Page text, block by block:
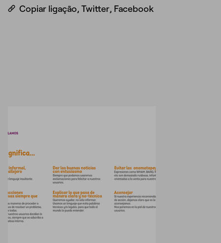
Copiar ligação, Twitter, Facebook